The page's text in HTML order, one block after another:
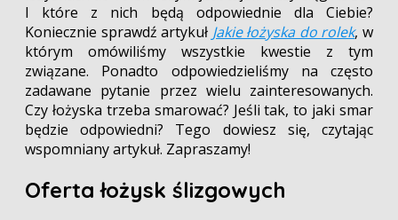
I które z nich będą odpowiednie dla Ciebie?
Koniecznie sprawdź artykuł Jakie łożyska do rolek, w
którym omówiliśmy wszystkie kwestie z tym
związane. Ponadto odpowiedzieliśmy na często
zadawane pytanie przez wielu zainteresowanych.
Czy łożyska trzeba smarować? Jeśli tak, to jaki smar
będzie odpowiedni? Tego dowiesz się, czytając
wspomniany artykuł. Zapraszamy!
Oferta łożysk ślizgowych